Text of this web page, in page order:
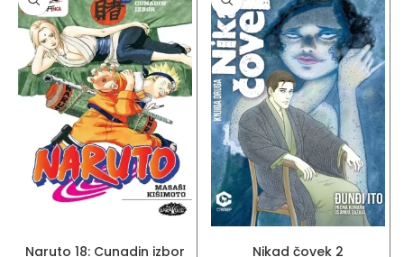
Naruto 18: Cunadin izbor Nikad čovek 2